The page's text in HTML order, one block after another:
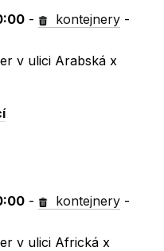
- kontejnery -
v ulici Arabská x
- kontejnery -
v ulici Africká x